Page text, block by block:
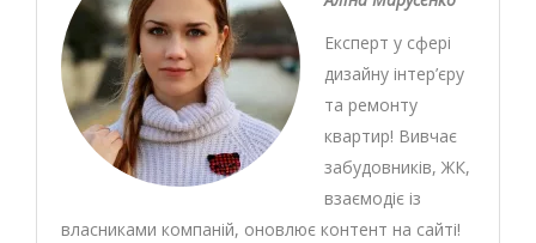
Експерт у сфері
дизайну інтер’єру
та ремонту
квартир! Вивчає
забудовників, ЖК,
взаємодіє із
власниками компаній, оновлює контент на сайті!